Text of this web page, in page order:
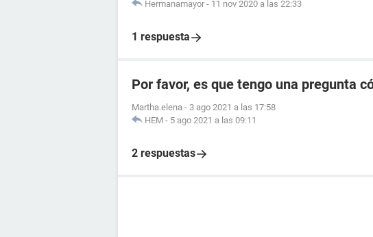
Hermanamayor - 11 nov 2020 a las 22:33
1 respuesta
Por favor, es que tengo una pregunta
Martha.elena - 3 ago 2021 a las 17:58
HEM - 5 ago 2021 a las 09:11
2 respuestas